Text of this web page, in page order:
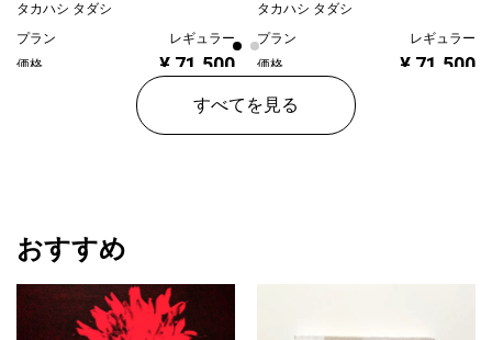
タカハシ タダシ
プラン
レギュラー
価格
¥ 71,500
タカハシ タダシ
プラン
レギュラー
価格
¥ 71,500
すべてを見る
おすすめ